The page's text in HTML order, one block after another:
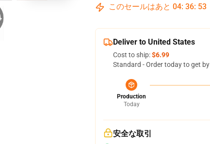
このセールはあと 04: 36: 52
Deliver to United States
Cost to ship:$6.99
Standard - Order today to get by
Production
Today
安全な取引